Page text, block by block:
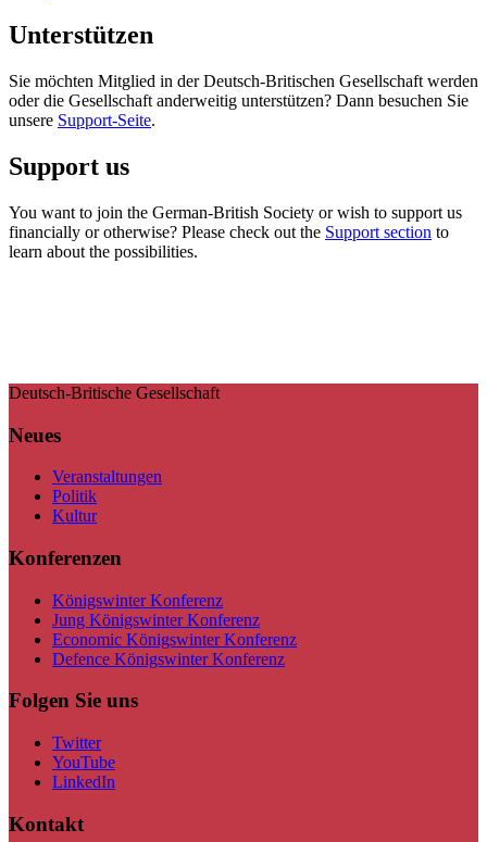
Unterstützen
Sie möchten Mitglied in der Deutsch-Britischen Gesellschaft werden
oder die Gesellschaft anderweitig unterstützen? Dann besuchen Sie
unsere Support-Seite.
Support us
You want to join the German-British Society or wish to support us
financially or otherwise? Please check out the Support section to
learn about the possibilities.
Deutsch-Britische Gesellschaft
Neues
Veranstaltungen
Politik
Kultur
Konferenzen
Königswinter Konferenz
Jung Königswinter Konferenz
Economic Königswinter Konferenz
Defence Königswinter Konferenz
Folgen Sie uns
Twitter
YouTube
LinkedIn
Kontakt